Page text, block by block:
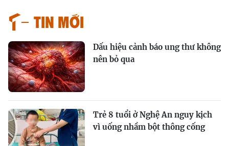
Tin mới
Dấu hiệu cảnh báo ung thư không
nên bỏ qua
Trẻ 8 tuổi ở Nghệ An nguy kịch
vì uống nhầm bột thông cống